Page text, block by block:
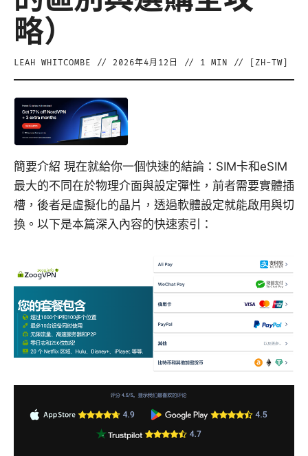
略）
LEAH WHITCOMBE // 2026年4月12日 // 1 MIN // [ ZH-TW
簡要介紹 現在就給你一個快速的結論：SIM卡和eSIM
最大的不同在於物理介面與設定彈性，前者需要實體插
槽，後者是虛擬化的晶片，透過軟體設定就能啟用與切
換。以下是本篇深入內容的快速索引：